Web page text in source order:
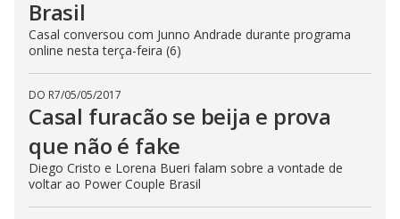
Brasil
Casal conversou com Junno Andrade durante programa
online nesta terça-feira (6)
DO R7/05/05/2017
Casal furacão se beija e prova
que não é fake
Diego Cristo e Lorena Bueri falam sobre a vontade de
voltar ao Power Couple Brasil